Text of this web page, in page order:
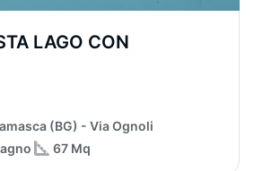
LAGO CON
(BG) - Via Ognoli
67 Mq